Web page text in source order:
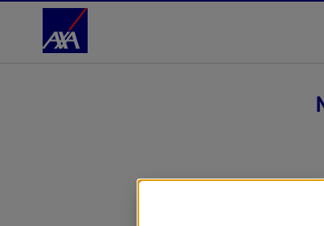
Accéder au Contenu